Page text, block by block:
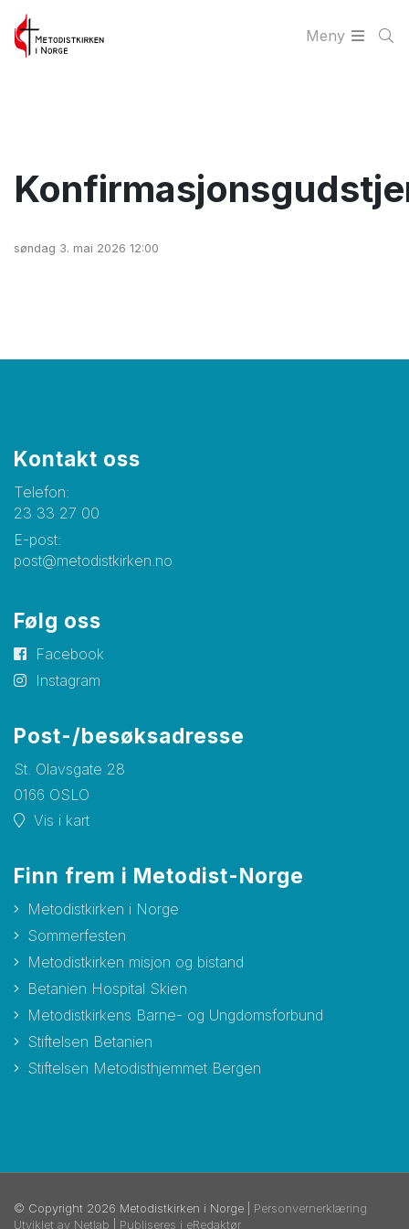
Meny
søndag 3. mai 2026 12:00
Kontakt oss
Telefon:
23 33 27 00
E-post:
post@metodistkirken.no
Følg oss
Facebook
Instagram
Post-/besøksadresse
St. Olavsgate 28
0166 OSLO
Vis i kart
Finn frem i Metodist-Norge
Metodistkirken i Norge
Sommerfesten
Metodistkirken misjon og bistand
Betanien Hospital Skien
Metodistkirkens Barne- og Ungdomsforbund
Stiftelsen Betanien
Stiftelsen Metodisthjemmet Bergen
© Copyright 2026 Metodistkirken i Norge | Personvernerklæring
Utviklet av Netlab
Publiseres i eRedaktør